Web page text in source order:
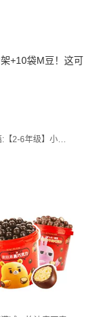
+10袋M豆！这可
: 【2-6年级】小学新版同步作文上册/下册RJ人教版